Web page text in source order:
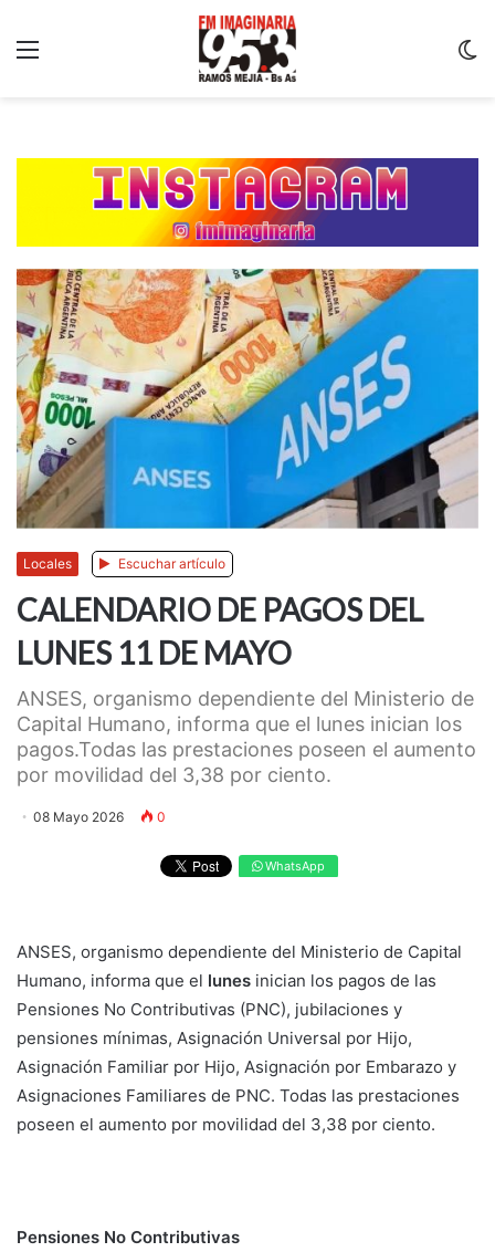
Locales Escuchar artículo
CALENDARIO DE PAGOS DEL
LUNES 11 DE MAYO
ANSES, organismo dependiente del Ministerio de
Capital Humano, informa que el lunes inician los
pagos.Todas las prestaciones poseen el aumento
por movilidad del 3,38 por ciento.
08 Mayo 2026 0
WhatsApp
ANSES, organismo dependiente del Ministerio de Capital
Humano, informa que el lunes inician los pagos de las
Pensiones No Contributivas (PNC), jubilaciones y
pensiones mínimas, Asignación Universal por Hijo,
Asignación Familiar por Hijo, Asignación por Embarazo y
Asignaciones Familiares de PNC. Todas las prestaciones
poseen el aumento por movilidad del 3,38 por ciento.
Pensiones No Contributivas